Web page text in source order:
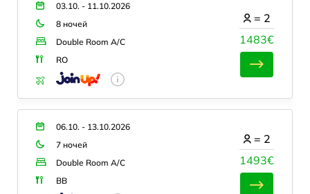
03.10. - 11.10.2026
8 ночей
Double Room A/C
RO
1483€
= 2
06.10. - 13.10.2026
7 ночей
Double Room A/C
BB
1493€
= 2